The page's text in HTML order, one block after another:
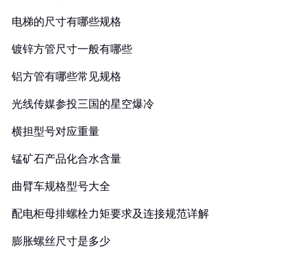
电梯的尺寸有哪些规格
镀锌方管尺寸一般有哪些
铝方管有哪些常见规格
光线传媒参投三国的星空爆冷
横担型号对应重量
锰矿石产品化合水含量
曲臂车规格型号大全
配电柜母排螺栓力矩要求及连接规范详解
膨胀螺丝尺寸是多少